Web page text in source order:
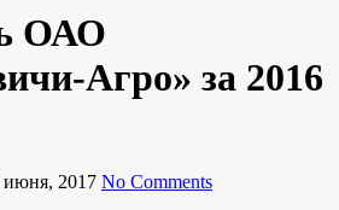
ОАО
Агро» за 2016
июня, 2017 No Comments